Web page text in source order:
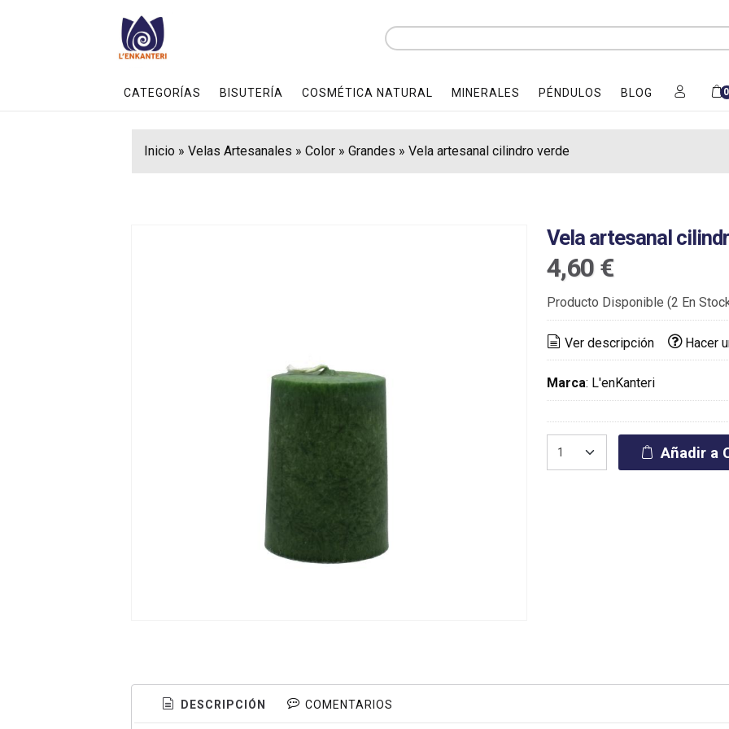
CATEGORÍAS BISUTERÍA COSMÉTICA NATURAL MINERALES PÉNDULOS BLOG 0
Inicio» Velas Artesanales » Color» Grandes » Vela artesanal cilindro verde
Vela artesanal
4,60 €
Producto Disponible (2 En
Ver descripción Hacer
Marca: L'enKanteri
Añadir a
DESCRIPCIÓN COMENTARIOS